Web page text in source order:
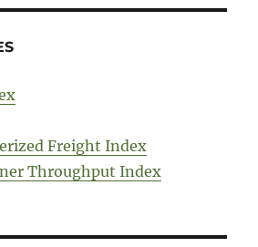
Freight Index
Throughput Index